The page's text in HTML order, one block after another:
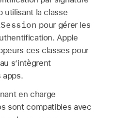
utilisant la classe
pour gérer les
Apple
ces classes pour
s’intègrent
apps.
en charge
sont compatibles avec